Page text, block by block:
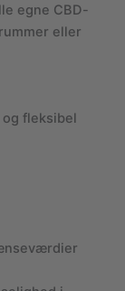
egne CBD-
eller
fleksibel